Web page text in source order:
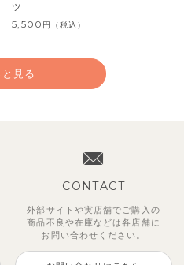
ツ
5,500 円 （税込）
見る
CONTACT
外部サイトや実店舗でご購入の
商品不良や在庫などは各店舗に
お問い合わせください。